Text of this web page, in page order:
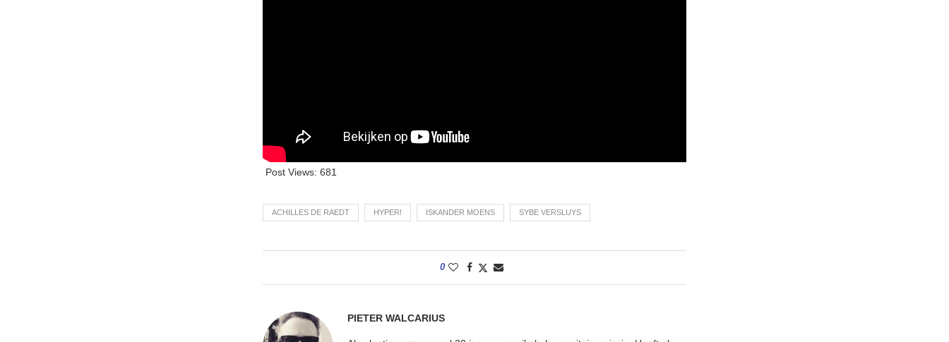
Post Views: 681
ACHILLES DE RAEDT HYPER! ISKANDER MOENS SYBE VERSLUYS
0
PIETER WALCARIUS